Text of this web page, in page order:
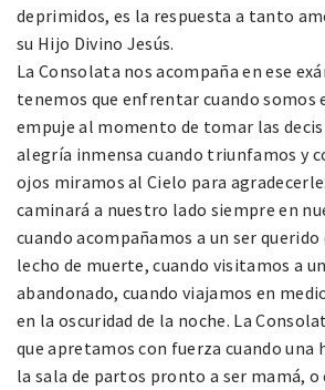
deprimidos, es la respuesta a tanto
su Hijo Divino Jesús.
La Consolata nos acompaña en ese
tenemos que enfrentar cuando somos
empuje al momento de tomar las
alegría inmensa cuando triunfamos y
ojos miramos al Cielo para
caminará a nuestro lado siempre en
cuando acompañamos a un ser querido
lecho de muerte, cuando visitamos a
abandonado, cuando viajamos en
en la oscuridad de la noche. La
que apretamos con fuerza cuando una
la sala de partos pronto a ser mamá, o